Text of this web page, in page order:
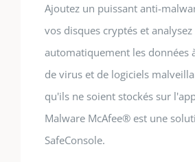
Ajoutez un puissant anti-
vos disques cryptés et analysez
automatiquement les données
de virus et de logiciels
qu'ils ne soient stockés sur
Malware McAfee® est une
SafeConsole.